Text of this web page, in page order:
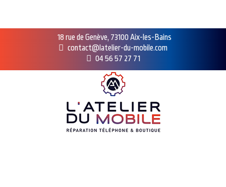
18 rue de Genève, 73100 Aix-les-Bains
contact@latelier-du-mobile.com
04 56 57 27 71